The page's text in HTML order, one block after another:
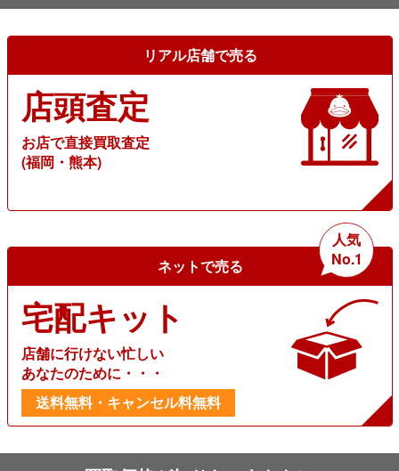
リアル店舗で売る
店頭査定
お店で直接買取査定
(福岡・熊本)
ネットで売る
人気
No.1
宅配キット
店舗に行けない忙しい
あなたのために・・・
送料無料・キャンセル料無料